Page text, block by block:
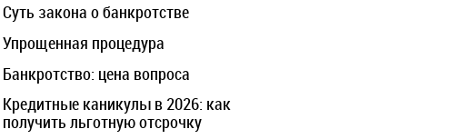
Суть закона о банкротстве
Упрощенная процедура
Банкротство: цена вопроса
Кредитные каникулы в 2026: как
получить льготную отсрочку